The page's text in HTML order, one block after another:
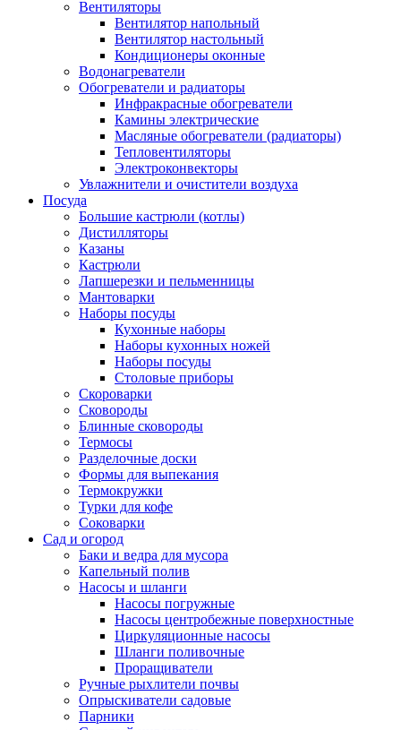
Вентиляторы
Вентилятор напольный
Вентилятор настольный
Кондиционеры оконные
Водонагреватели
Обогреватели и радиаторы
Инфракрасные обогреватели
Камины электрические
Масляные обогреватели (радиаторы)
Тепловентиляторы
Электроконвекторы
Увлажнители и очистители воздуха
Посуда
Большие кастрюли (котлы)
Дистилляторы
Казаны
Кастрюли
Лапшерезки и пельменницы
Мантоварки
Наборы посуды
Кухонные наборы
Наборы кухонных ножей
Наборы посуды
Столовые приборы
Скороварки
Сковороды
Блинные сковороды
Термосы
Разделочные доски
Формы для выпекания
Термокружки
Турки для кофе
Соковарки
Сад и огород
Баки и ведра для мусора
Капельный полив
Насосы и шланги
Насосы погружные
Насосы центробежные поверхностные
Циркуляционные насосы
Шланги поливочные
Проращиватели
Ручные рыхлители почвы
Опрыскиватели садовые
Парники